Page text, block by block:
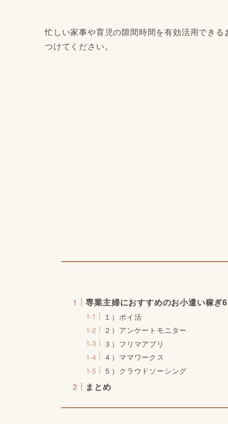
忙しい家事や育児の隙間時間を有効活用でき
つけてください。
専業主婦におすすめのお小遣い稼ぎ
１）ポイ活
２）アンケートモニター
３）フリマアプリ
４）ママワークス
５）クラウドソーシング
まとめ